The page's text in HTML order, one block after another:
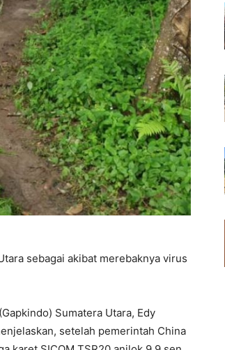
sebagai akibat merebaknya virus
Sumatera Utara, Edy
setelah pemerintah China